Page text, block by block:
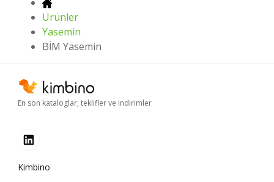
Ürünler
Yasemin
BİM Yasemin
En son kataloglar, teklifler ve indirimler
Kimbino